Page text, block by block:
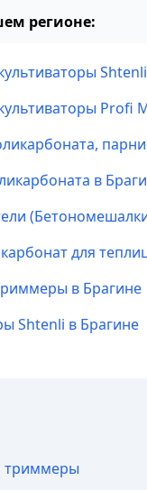
регионе:
Profi
в
для
в Брагине
Shtenli в Брагине
триммеры